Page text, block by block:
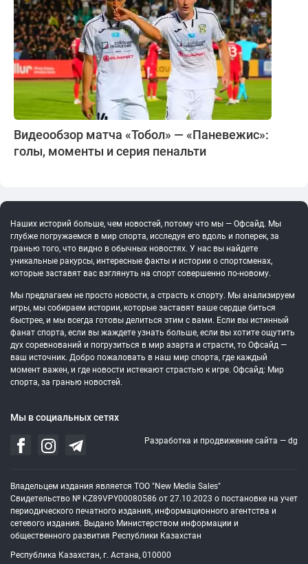
Видеообзор матча «Тобол» — «Паневежис»:
голы, моменты и серия пенальти
Наших историй больше, чем новостей, потому что мы — Офсайд. Мы
глубже погружаемся в мир спорта, исследуя его вдоль и поперек, за
гранью того, что видно в обычных новостях. У нас вы найдете
уникальные ракурсы, интересные факты и истории о спортсменах,
которые заставят вас взглянуть на спорт совершенно по-новому.
Мы предлагаем не просто новости, а страсть к спорту. Мы анализируем
игры, мы собираем истории, которые заставят ваше сердце биться
быстрее, и мы всегда готовы делиться этим с вами. Если вы истинный
фанат спорта, если вы жаждете узнать больше, если вы хотите ощутить
дух соревнований и погрузиться в мир азарта и страсти, то Офсайд —
ваш источник. Добро пожаловать в наш мир спорта, где каждый
момент важен, и где новости истекают страстью к игре. Офсайд: Мир
спорта, за гранью новостей.
Мы в социальных сетях
Разработка и продвижение сайта — dg
Владельцем издания является ТОО "New Media Sales"
Свидетельство № KZ89VPY00080586 от 27.10.2023 о постановке на учет
периодического печатного издания, информационного агентства и
сетевого издания. Выдано Министерством информации и
общественного развития Республики Казахстан
Республика Казахстан, г. Астана, 010000